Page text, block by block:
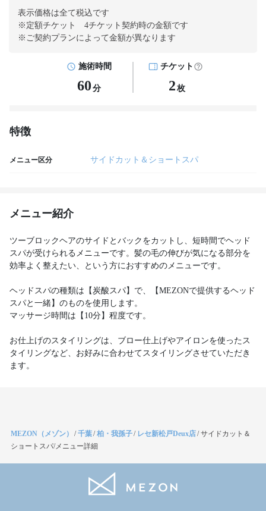
表示価格は全て税込です
※定額チケット 4チケット契約時の金額です
※ご契約プランによって金額が異なります
施術時間
60 分
チケット
2 枚
特徴
メニュー区分 サイドカット＆ショートスパ
メニュー紹介
ツーブロックヘアのサイドとバックをカットし、短時間でヘッド
スパが受けられるメニューです。髪の毛の伸びが気になる部分を
効率よく整えたい、という方におすすめのメニューです。
ヘッドスパの種類は【炭酸スパ】で、【MEZONで提供するヘッド
スパと一緒】のものを使用します。
マッサージ時間は【10分】程度です。
お仕上げのスタイリングは、ブロー仕上げやアイロンを使ったス
タイリングなど、お好みに合わせてスタイリングさせていただき
ます。
MEZON（メゾン） /千葉/柏・我孫子/ レセ新松戸Deux店/サイドカット＆
ショートスパ/メニュー詳細